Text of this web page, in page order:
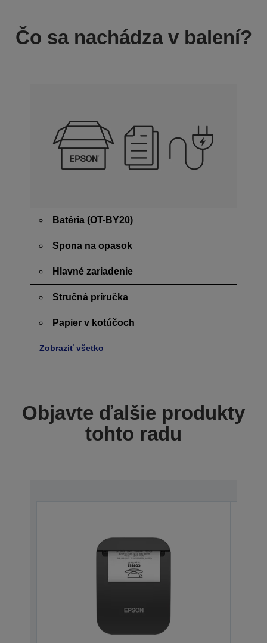
Čo sa nachádza v balení?
Batéria (OT-BY20)
Spona na opasok
Hlavné zariadenie
Stručná príručka
Papier v kotúčoch
Zobraziť všetko
Objavte ďalšie produkty
tohto radu